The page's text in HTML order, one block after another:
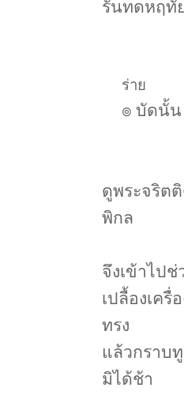
รันทดหฤทั
ร่าย
๏ บัดนั้น
ดูพระจริต
พิกล
จึงเข้าไปช่
เปลื้องเครื่
ทรง
แล้วกราบ
มิได้ช้า